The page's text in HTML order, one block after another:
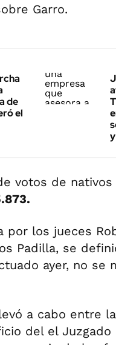
Garro.
de
el
votos de
por los jueces
Padilla, se
ayer, no se
a cabo entre
del el